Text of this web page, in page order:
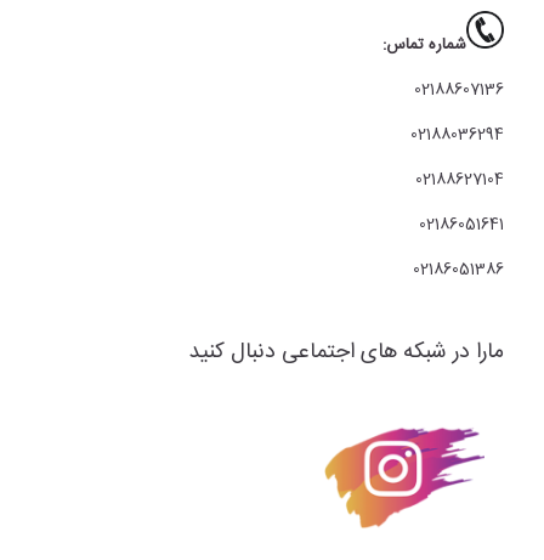
شماره تماس:
02188607136
02188036294
02188627104
02186051641
02186051386
مارا در شبکه های اجتماعی دنبال کنید